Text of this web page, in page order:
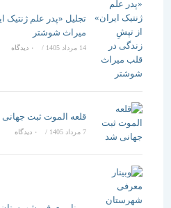
تجلیل «پدر علم ژنتیک ایران»
میراث شوشتر
14 مرداد 1405 / ۰ دیدگاه
قلعه الموت ثبت جهانی شد
/ ۰ دیدگاه